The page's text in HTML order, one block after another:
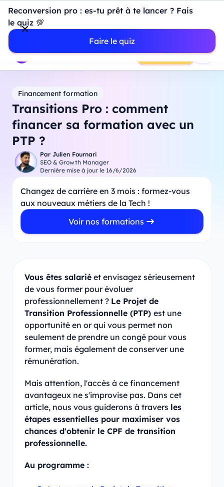
Reconversion pro : es-tu prêt à te lancer ? Fais
le quiz 💯
Faire le quiz
Introduction à Power BI : construisez votre premier
dashboard de A à Z
- Mardi 11 Août
18h00
Professionnels
Étudiants Parents Entreprises
Prendre RDV
Financement formation
Transitions Pro : comment
financer sa formation avec un
PTP ?
Par Julien Fournari
SEO & Growth Manager
Dernière mise à jour le 16/6/2026
Changez de carrière en 3 mois : formez-vous
aux nouveaux métiers de la Tech !
Voir nos formations
Vous êtes salarié et envisagez sérieusement
de vous former pour évoluer
professionnellement ? Le Projet de
Transition Professionnelle (PTP) est une
opportunité en or qui vous permet non
seulement de prendre un congé pour vous
former, mais également de conserver une
rémunération.
Mais attention, l'accès à ce financement
avantageux ne s'improvise pas. Dans cet
article, nous vous guiderons à travers les
étapes essentielles pour maximiser vos
chances d'obtenir le CPF de transition
professionnelle.
Au programme :